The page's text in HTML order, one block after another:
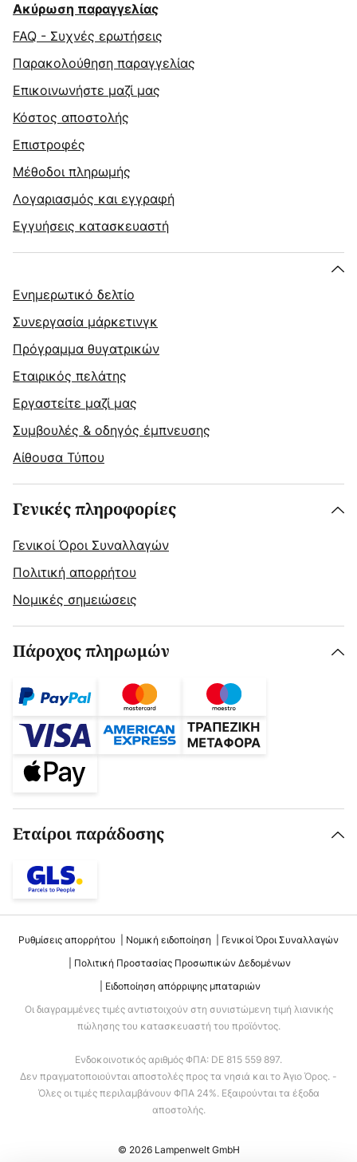
Ακύρωση παραγγελίας
FAQ - Συχνές ερωτήσεις
Παρακολούθηση παραγγελίας
Επικοινωνήστε μαζί μας
Κόστος αποστολής
Επιστροφές
Μέθοδοι πληρωμής
Λογαριασμός και εγγραφή
Εγγυήσεις κατασκευαστή
Ενημερωτικό δελτίο
Συνεργασία μάρκετινγκ
Πρόγραμμα θυγατρικών
Εταιρικός πελάτης
Εργαστείτε μαζί μας
Συμβουλές & οδηγός έμπνευσης
Αίθουσα Τύπου
Γενικές πληροφορίες
Γενικοί Όροι Συναλλαγών
Πολιτική απορρήτου
Νομικές σημειώσεις
Πάροχος πληρωμών
Εταίροι παράδοσης
Ρυθμίσεις απορρήτου Νομική ειδοποίηση
Γενικοί Όροι Συναλλαγών
Πολιτική Προστασίας Προσωπικών Δεδομένων
Ειδοποίηση απόρριψης μπαταριών
Οι διαγραμμένες τιμές αντιστοιχούν στη συνιστώμενη τιμή λιανικής
πώλησης του κατασκευαστή του προϊόντος.
Ενδοκοινοτικός αριθμός ΦΠΑ: DE 815 559 897.
Δεν πραγματοποιούνται αποστολές προς τα νησιά και το Άγιο Όρος. -
Όλες οι τιμές περιλαμβάνουν ΦΠΑ 24%. Εξαιρούνται τα έξοδα
αποστολής.
© 2026 Lampenwelt GmbH